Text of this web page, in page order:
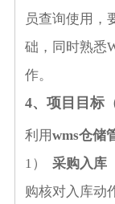
员查询使用，
础，同时熟悉
作。
4、项目目标
利用wms仓储
1）
采购入库
购核对入库动